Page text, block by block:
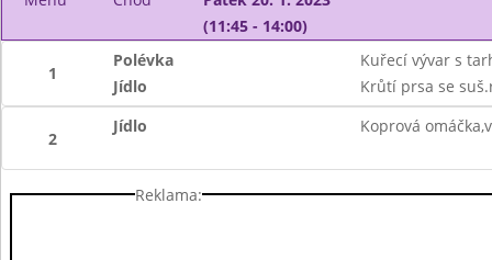
(11:45 - 14:00)
1
Polévka
Kuřecí vývar s
Jídlo
Krůtí prsa se
2
Jídlo Koprová
Reklama: